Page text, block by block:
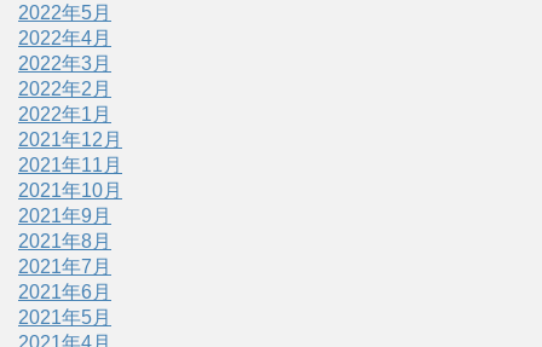
2022年5月
2022年4月
2022年3月
2022年2月
2022年1月
2021年12月
2021年11月
2021年10月
2021年9月
2021年8月
2021年7月
2021年6月
2021年5月